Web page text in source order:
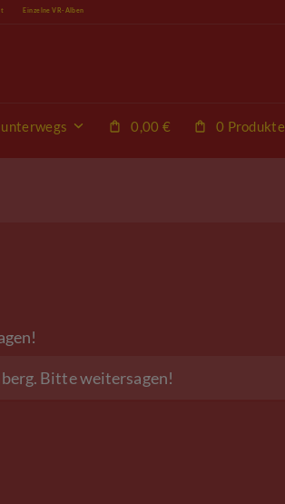
Einzelne VR-Alben
0,00 € 0 Produkte
Bitte weitersagen!